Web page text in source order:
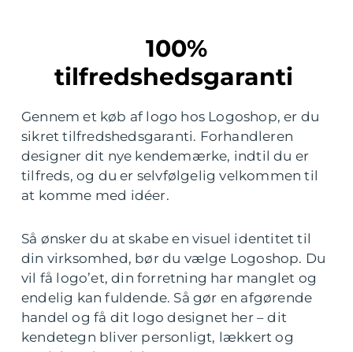
100%
tilfredshedsgaranti
Gennem et køb af logo hos Logoshop, er du
sikret tilfredshedsgaranti. Forhandleren
designer dit nye kendemærke, indtil du er
tilfreds, og du er selvfølgelig velkommen til
at komme med idéer.
Så ønsker du at skabe en visuel identitet til
din virksomhed, bør du vælge Logoshop. Du
vil få logo’et, din forretning har manglet og
endelig kan fuldende. Så gør en afgørende
handel og få dit logo designet her – dit
kendetegn bliver personligt, lækkert og